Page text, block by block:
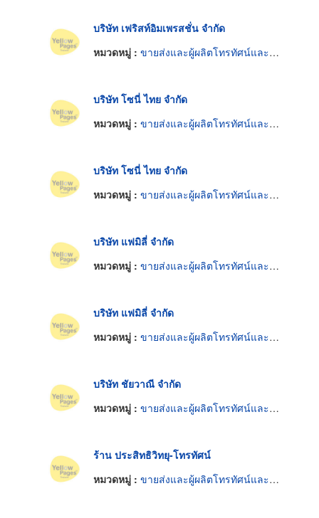
บริษัท เฟริสท์อิมเพรสชั่น จำกัด
หมวดหมู่ : ขายส่งและผู้ผลิตโทรทัศน์และวิทยุ
บริษัท โซนี่ ไทย จำกัด
หมวดหมู่ : ขายส่งและผู้ผลิตโทรทัศน์และวิทยุ
บริษัท โซนี่ ไทย จำกัด
หมวดหมู่ : ขายส่งและผู้ผลิตโทรทัศน์และวิทยุ
บริษัท แฟมิลี่ จำกัด
หมวดหมู่ : ขายส่งและผู้ผลิตโทรทัศน์และวิทยุ
บริษัท แฟมิลี่ จำกัด
หมวดหมู่ : ขายส่งและผู้ผลิตโทรทัศน์และวิทยุ
บริษัท ชัยวาณี จำกัด
หมวดหมู่ : ขายส่งและผู้ผลิตโทรทัศน์และวิทยุ
ร้าน ประสิทธิวิทยุ-โทรทัศน์
หมวดหมู่ : ขายส่งและผู้ผลิตโทรทัศน์และวิทยุ